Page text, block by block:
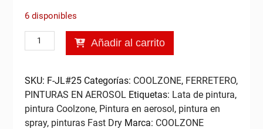
6 disponibles
Pintura
en
Amarillo
Caterpillar,
400ml
COOLZONE
Añadir al carrito
SKU: F-JL#25 Categorías: COOLZONE, FERRETERO,
PINTURAS EN AEROSOL Etiquetas: Lata de pintura,
pintura Coolzone, Pintura en aerosol, pintura en
spray, pinturas Fast Dry Marca: COOLZONE